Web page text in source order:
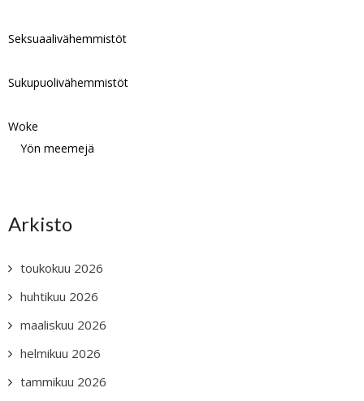
Seksuaalivähemmistöt
Sukupuolivähemmistöt
Woke
Yön meemejä
Arkisto
toukokuu 2026
huhtikuu 2026
maaliskuu 2026
helmikuu 2026
tammikuu 2026